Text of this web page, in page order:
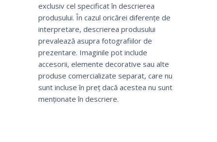
exclusiv cel specificat în descrierea
produsului. În cazul oricărei diferențe de
interpretare, descrierea produsului
prevalează asupra fotografiilor de
prezentare. Imaginile pot include
accesorii, elemente decorative sau alte
produse comercializate separat, care nu
sunt incluse în preț dacă acestea nu sunt
menționate în descriere.